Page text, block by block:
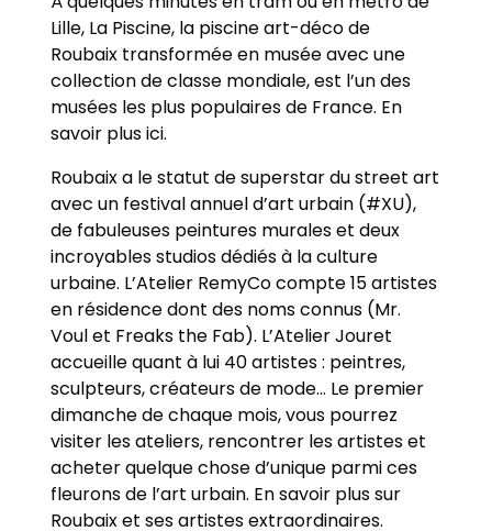
Lille, La Piscine, la piscine art-déco de
Roubaix transformée en musée avec une
collection de classe mondiale, est l’un des
musées les plus populaires de France. En
savoir plus ici.
Roubaix a le statut de superstar du street art
avec un festival annuel d’art urbain (#XU),
de fabuleuses peintures murales et deux
incroyables studios dédiés à la culture
urbaine. L’Atelier RemyCo compte 15 artistes
en résidence dont des noms connus (Mr.
Voul et Freaks the Fab). L’Atelier Jouret
accueille quant à lui 40 artistes : peintres,
sculpteurs, créateurs de mode… Le premier
dimanche de chaque mois, vous pourrez
visiter les ateliers, rencontrer les artistes et
acheter quelque chose d’unique parmi ces
fleurons de l’art urbain. En savoir plus sur
Roubaix et ses artistes extraordinaires.